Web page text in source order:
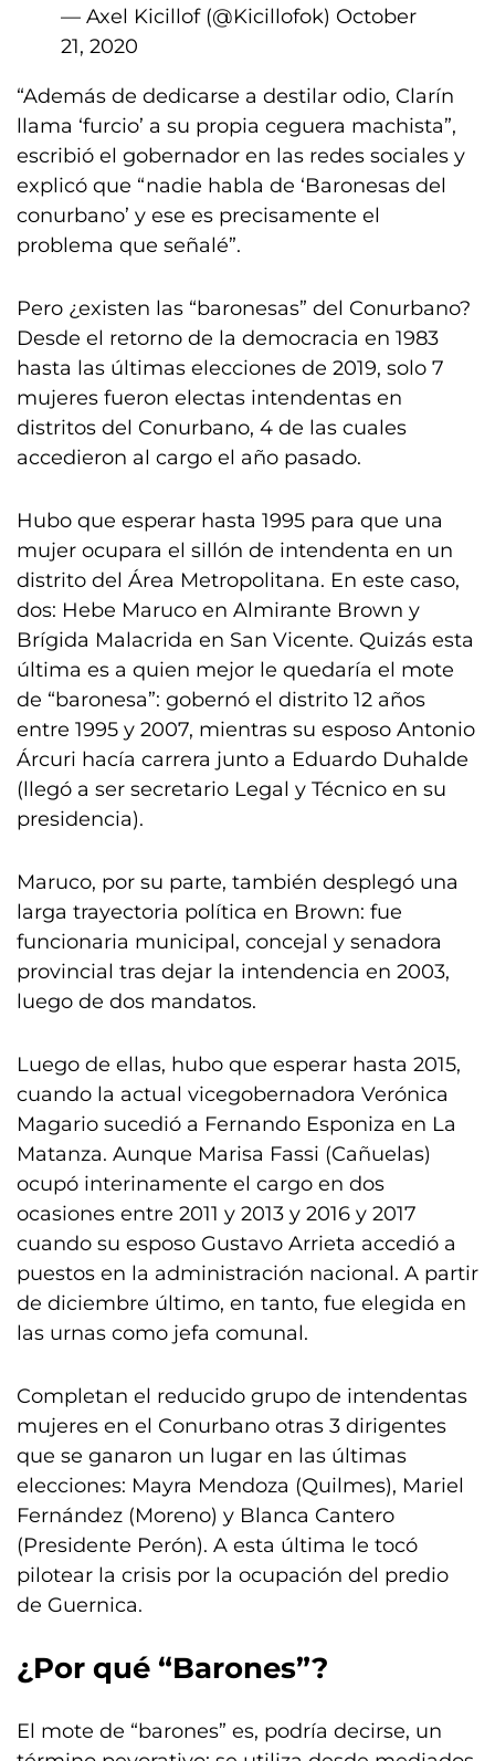
— Axel Kicillof (@Kicillofok) October
21, 2020
“Además de dedicarse a destilar odio, Clarín
llama ‘furcio’ a su propia ceguera machista”,
escribió el gobernador en las redes sociales y
explicó que “nadie habla de ‘Baronesas del
conurbano’ y ese es precisamente el
problema que señalé”.
Pero ¿existen las “baronesas” del Conurbano?
Desde el retorno de la democracia en 1983
hasta las últimas elecciones de 2019, solo 7
mujeres fueron electas intendentas en
distritos del Conurbano, 4 de las cuales
accedieron al cargo el año pasado.
Hubo que esperar hasta 1995 para que una
mujer ocupara el sillón de intendenta en un
distrito del Área Metropolitana. En este caso,
dos: Hebe Maruco en Almirante Brown y
Brígida Malacrida en San Vicente. Quizás esta
última es a quien mejor le quedaría el mote
de “baronesa”: gobernó el distrito 12 años
entre 1995 y 2007, mientras su esposo Antonio
Árcuri hacía carrera junto a Eduardo Duhalde
(llegó a ser secretario Legal y Técnico en su
presidencia).
Maruco, por su parte, también desplegó una
larga trayectoria política en Brown: fue
funcionaria municipal, concejal y senadora
provincial tras dejar la intendencia en 2003,
luego de dos mandatos.
Luego de ellas, hubo que esperar hasta 2015,
cuando la actual vicegobernadora Verónica
Magario sucedió a Fernando Esponiza en La
Matanza. Aunque Marisa Fassi (Cañuelas)
ocupó interinamente el cargo en dos
ocasiones entre 2011 y 2013 y 2016 y 2017
cuando su esposo Gustavo Arrieta accedió a
puestos en la administración nacional. A partir
de diciembre último, en tanto, fue elegida en
las urnas como jefa comunal.
Completan el reducido grupo de intendentas
mujeres en el Conurbano otras 3 dirigentes
que se ganaron un lugar en las últimas
elecciones: Mayra Mendoza (Quilmes), Mariel
Fernández (Moreno) y Blanca Cantero
(Presidente Perón). A esta última le tocó
pilotear la crisis por la ocupación del predio
de Guernica.
¿Por qué “Barones”?
El mote de “barones” es, podría decirse, un